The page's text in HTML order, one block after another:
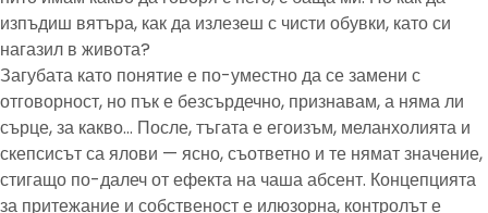
изпъдиш вятъра, как да излезеш с чисти обувки, като си
нагазил в живота?
Загубата като понятие е по-уместно да се замени с
отговорност, но пък е безсърдечно, признавам, а няма ли
сърце, за какво… После, тъгата е егоизъм, меланхолията и
скепсисът са ялови — ясно, съответно и те нямат значение,
стигащо по-далеч от ефекта на чаша абсент. Концепцията
за притежание и собственост е илюзорна, контролът е